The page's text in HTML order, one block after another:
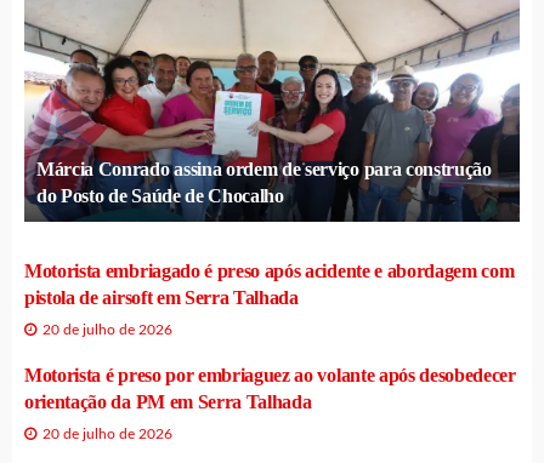
Márcia Conrado assina ordem de serviço para construção
do Posto de Saúde de Chocalho
Motorista embriagado é preso após acidente e abordagem com
pistola de airsoft em Serra Talhada
20 de julho de 2026
Motorista é preso por embriaguez ao volante após desobedecer
orientação da PM em Serra Talhada
20 de julho de 2026